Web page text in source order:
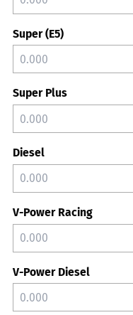
Super (E5)
Super Plus
Diesel
V-Power Racing
V-Power Diesel